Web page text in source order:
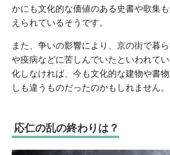
かにも文化的な価値のある史書や歌集
えられているそうです。
また、争いの影響により、京の街で暮
や疫病などに苦しんでいたといわれて
化しなければ、今も文化的な建物や書
しも違うものだったのかもしれません。
応仁の乱の終わりは？